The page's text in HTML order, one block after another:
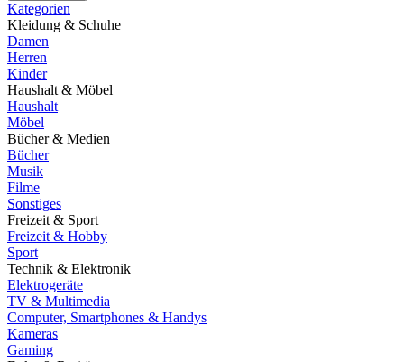
Kategorien
Kleidung & Schuhe
Damen
Herren
Kinder
Haushalt & Möbel
Haushalt
Möbel
Bücher & Medien
Bücher
Musik
Filme
Sonstiges
Freizeit & Sport
Freizeit & Hobby
Sport
Technik & Elektronik
Elektrogeräte
TV & Multimedia
Computer, Smartphones & Handys
Kameras
Gaming